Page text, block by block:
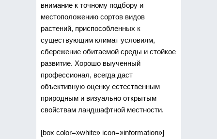
внимание к точному подбору и
местоположению сортов видов
растений, приспособленных к
существующим климат условиям,
сбережение обитаемой среды и стойкое
развитие. Хорошо выученный
профессионал, всегда даст
объективную оценку естественным
природным и визуально открытым
свойствам ландшафтной местности.
[box color=»white» icon=»information»]